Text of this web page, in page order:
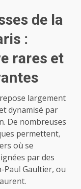
de la
:
rares et
largement
dynamisé par
De nombreuses
permettent,
où se
par des
Paul Gaultier, ou